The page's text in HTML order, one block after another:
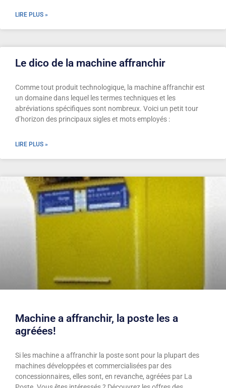
LIRE PLUS »
Le dico de la machine affranchir
Comme tout produit technologique, la machine affranchir est
un domaine dans lequel les termes techniques et les
abréviations spécifiques sont nombreux. Voici un petit tour
d’horizon des principaux sigles et mots employés :
LIRE PLUS »
Machine a affranchir, la poste les a
agréées!
Si les machine a affranchir la poste sont pour la plupart des
machines développées et commercialisées par des
concessionnaires, elles sont, en revanche, agréées par La